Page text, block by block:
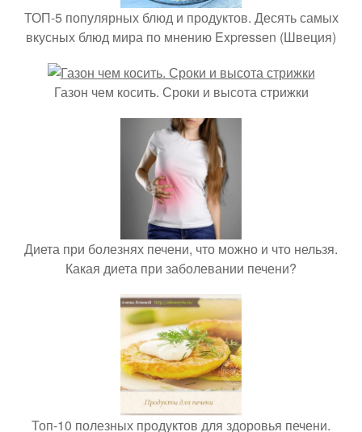
ТОП-5 популярных блюд и продуктов. Десять самых
вкусных блюд мира по мнению Expressen (Швеция)
Газон чем косить. Сроки и высота стрижки
Диета при болезнях печени, что можно и что нельзя.
Какая диета при заболевании печени?
Топ-10 полезных продуктов для здоровья печени.